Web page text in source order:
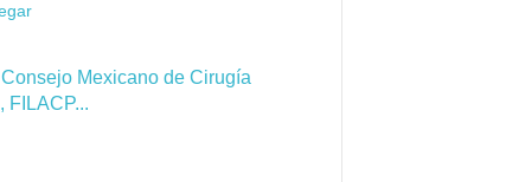
Mexicano de Cirugía
FILACP...